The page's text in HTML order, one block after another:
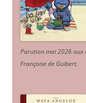
Parution mai 2026 aux
Françoise de Guibert.